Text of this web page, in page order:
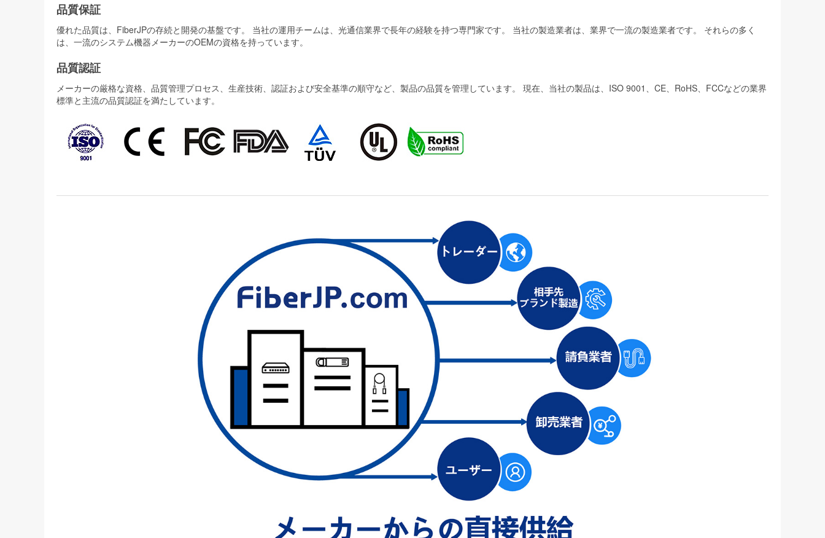
品質保証
優れた品質は、FiberJPの存続と開発の基盤です。 当社の運用チームは、光通信業界で長年の経験を持つ専門家です。 当社の製造業者は、業界で一流の製造業者です。 それらの多く
は、一流のシステム機器メーカーのOEMの資格を持っています。
品質認証
メーカーの厳格な資格、品質管理プロセス、生産技術、認証および安全基準の順守など、製品の品質を管理しています。 現在、当社の製品は、ISO 9001、CE、RoHS、FCCなどの業界
標準と主流の品質認証を満たしています。